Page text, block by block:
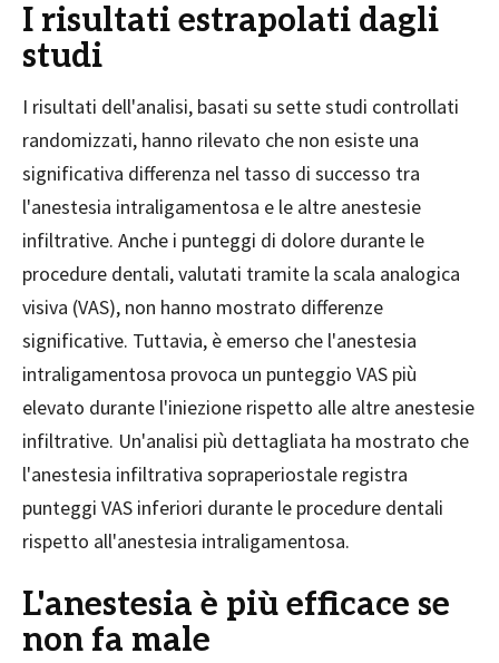
I risultati estrapolati dagli
studi
I risultati dell'analisi, basati su sette studi controllati
randomizzati, hanno rilevato che non esiste una
significativa differenza nel tasso di successo tra
l'anestesia intraligamentosa e le altre anestesie
infiltrative. Anche i punteggi di dolore durante le
procedure dentali, valutati tramite la scala analogica
visiva (VAS), non hanno mostrato differenze
significative. Tuttavia, è emerso che l'anestesia
intraligamentosa provoca un punteggio VAS più
elevato durante l'iniezione rispetto alle altre anestesie
infiltrative. Un'analisi più dettagliata ha mostrato che
l'anestesia infiltrativa sopraperiostale registra
punteggi VAS inferiori durante le procedure dentali
rispetto all'anestesia intraligamentosa.
L'anestesia è più efficace se
non fa male